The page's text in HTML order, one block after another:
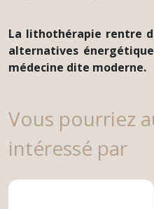
La lithothérapie rentre
alternatives
médecine dite moderne.
Vous pourriez
intéressé par